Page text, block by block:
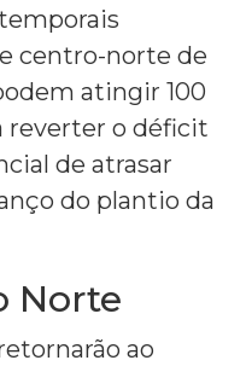
centro-norte de
atingir 100
reverter o déficit
de atrasar
do plantio da
Norte
ao